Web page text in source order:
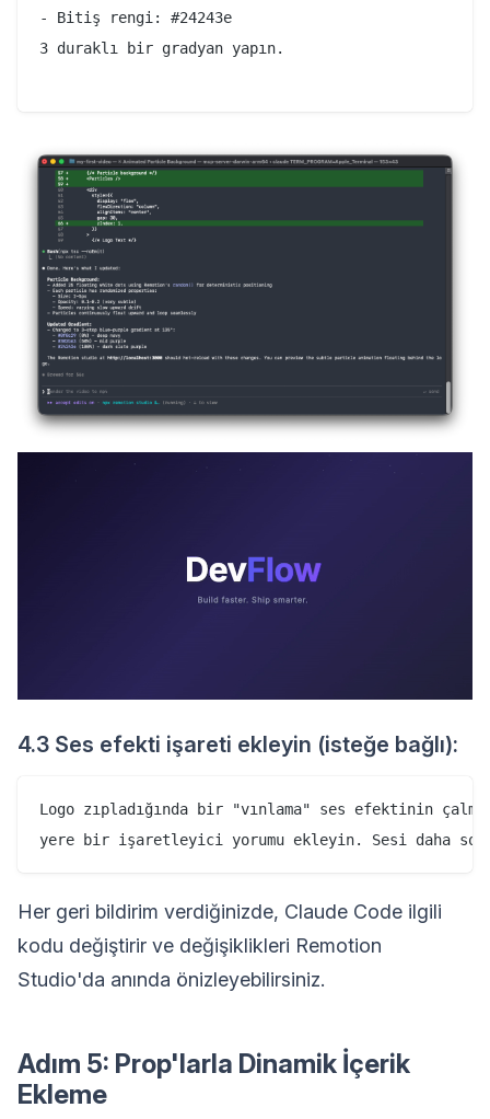
- Bitiş rengi: #24243e
3 duraklı bir gradyan yapın.
4.3 Ses efekti işareti ekleyin (isteğe bağlı):
Logo zıpladığında bir "vınlama" ses efektinin
Her geri bildirim verdiğinizde, Claude Code ilgili
kodu değiştirir ve değişiklikleri Remotion
Studio'da anında önizleyebilirsiniz.
Adım 5: Prop'larla Dinamik İçerik
Ekleme